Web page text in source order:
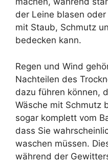
der Leine blasen
mit Staub, Schmutz
bedecken kann.
Regen und Wind
Nachteilen des
dazu führen können,
Wäsche mit Schmutz
sogar komplett vom
dass Sie
waschen müssen.
während der